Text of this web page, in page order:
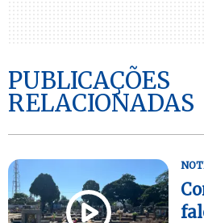
PUBLICAÇÕES
RELACIONADAS